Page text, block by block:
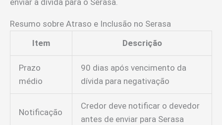
enviar a dívida para o Serasa.
Resumo sobre Atraso e Inclusão no Serasa
Item
Descrição
Prazo
médio
90 dias após vencimento da
dívida para negativação
Notificação
Credor deve notificar o devedor
antes de enviar para Serasa